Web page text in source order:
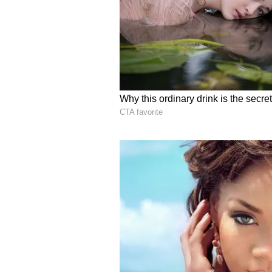
ಆಧಾರ್ ಕಾರ್ಡ್ ವಿವರಗಳು
ನಿಮ್ಮ ಅನುಮತಿಯಿಲ್ಲದೆ ಯಾರಾದರೂ ನಿಮ್ಮ
ನಿಮ್ಮ ಆಧಾರ್ ಕಾರ್ಡ್
ಇಲ್ಲಿದೆ.
ನಿಮ್ಮ ಆಧಾರ್ ಕಾರ್ಡ್
ಹಂತ 1: MyAadhaar ವೆಬ್‌ಸೈಟ್‌ಗೆ